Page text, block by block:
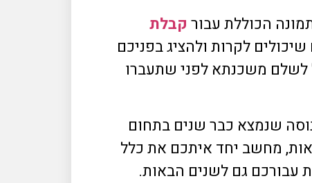
הכוללת עבור קבלת
לקרות ולהציג בפניכם
לשלם משכנתא לפני שתעברו
שנמצא כבר שנים בתחום
מחשב יחד איתכם את כלל
גם לשנים הבאות.